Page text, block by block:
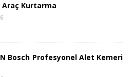
Araç Kurtarma
Bosch Profesyonel Alet Kemeri